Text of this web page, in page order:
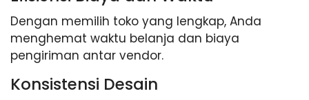
Dengan memilih toko yang lengkap, Anda
menghemat waktu belanja dan biaya
pengiriman antar vendor.
Konsistensi Desain